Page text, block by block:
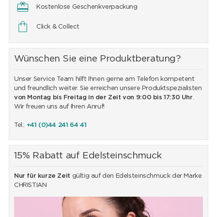
Kostenlose Geschenkverpackung
Click & Collect
Wünschen Sie eine Produktberatung?
Unser Service Team hilft Ihnen gerne am Telefon kompetent
und freundlich weiter. Sie erreichen unsere Produktspezialisten
von Montag bis Freitag in der Zeit von 9:00 bis 17:30 Uhr.
Wir freuen uns auf Ihren Anruf!
Tel.: +41 (0)44 241 64 41
15% Rabatt auf Edelsteinschmuck
Nur für kurze Zeit gültig auf den Edelsteinschmuck der Marke
CHRISTIAN